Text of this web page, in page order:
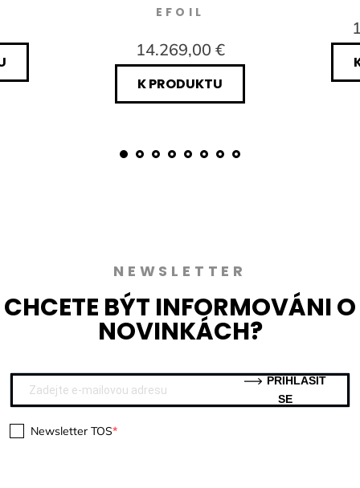
EFOIL
14.269,00 €
K PRODUKTU
NEWSLETTER
CHCETE BÝT INFORMOVÁNI O
NOVINKÁCH?
Newsletter TOS
SE